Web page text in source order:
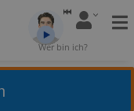
Wer bin ich?
4,6 (5) Bewerten